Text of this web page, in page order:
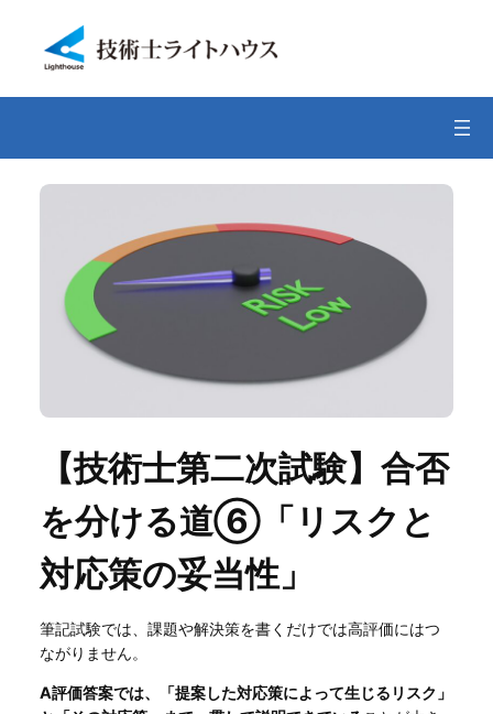
プ
【技術士第二次試験】合否
を分ける道⑥「リスクと
対応策の妥当性」
筆記試験では、課題や解決策を書くだけでは高評価にはつ
ながりません。
A評価答案では、「提案した対応策によって生じるリスク」